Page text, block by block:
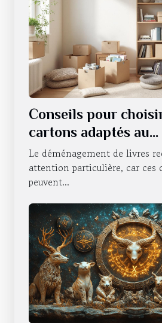
Conseils pour
cartons adaptés au
déménagement de
Le déménagement de livres
attention particulière, car ces
peuvent...